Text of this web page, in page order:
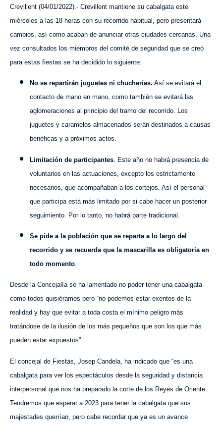
Crevillent (04/01 /2022).- Crevillent mantiene su cabalgata este
miércoles a las 18 horas con su recorrido habitual, pero presentará
cambios, así como acaban de anunciar otras ciudades cercanas. Una
vez consultados los miembros del comité de seguridad que se creó
para estas fiestas se ha decidido lo siguiente:
No se repartirán juguetes ni chucherías. Así se evitará el
contacto de mano en mano, como también se evitará las
aglomeraciones al principio del tramo del recorrido. Los
juguetes y caramelos almacenados serán destinados a causas
benéficas y a próximos actos.
Limitación de participantes . Este año no habrá presencia de
voluntarios en las actuaciones, excepto los estrictamente
necesarios, que acompañaban a los cortejos. Así el personal
que participa está más limitado por si cabe hacer un posterior
seguimiento. Por lo tanto, no habrá parte tradicional.
Se pide a la población que se reparta a lo largo del
recorrido y se recuerda que la mascarilla es obligatoria en
todo momento.
Desde la Concejalía se ha lamentado no poder tener una cabalgata
como todos quisiéramos pero “no podemos estar exentos de la
realidad y hay que evitar a toda costa el mínimo peligro más
tratándose de la ilusión de los más pequeños que son los que más
pueden estar expuestos”.
El concejal de Fiestas, Josep Candela, ha indicado que “es una
cabalgata para ver los espectáculos desde la seguridad y distancia
interpersonal que nos ha preparado la corte de los Reyes de Oriente.
Tendremos que esperar a 2023 para tener la cabalgata que sus
majestades querrían, pero cabe recordar que ya es un avance